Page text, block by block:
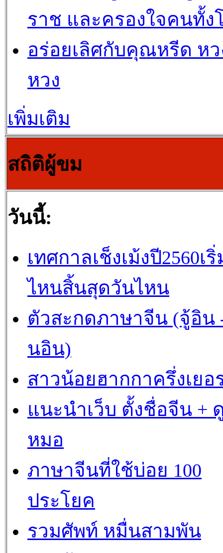
ราช และครองใจคนทั้ง
อร่อยเลิศกับคุณหรีด หว
หวง
เพิ่มเติม
สถิติผู้ขม
วันนี้:
เทศกาลเช็งเม้งปี2560เ
ไหนสิ้นสุดวันไหน
ตัวสะกดภาษาจีน (จู้อิน
นอิน)
สาวน้อยฮากกาครึ่งเยอ
แนะนำเว็บ ตั้งชื่อจีน +
หมอ
ภาษาจีนที่ใช้บ่อย 100
ประโยค
รวมศัพท์ หมื่นสามพัน